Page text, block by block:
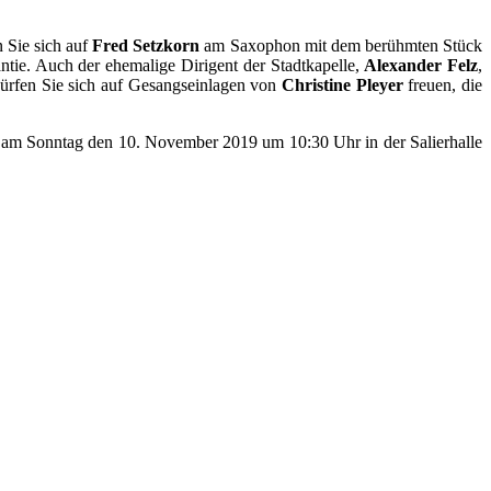
Sie sich aufFred Setzkorn am Saxophon mit dem berühmten Stück
Auch der ehemalige Dirigent der Stadtkapelle, Alexander Felz,
Sie sich auf Gesangseinlagen vonChristine Pleyerfreuen, die
Sonntag den 10. November 2019 um 10:30 Uhr in der Salierhalle